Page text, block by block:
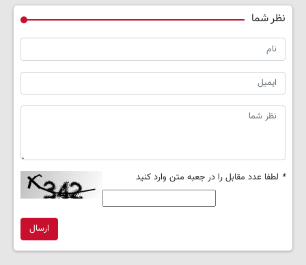
نظر شما
* لطفا عدد مقابل را در جعبه متن وارد کنید
ارسال